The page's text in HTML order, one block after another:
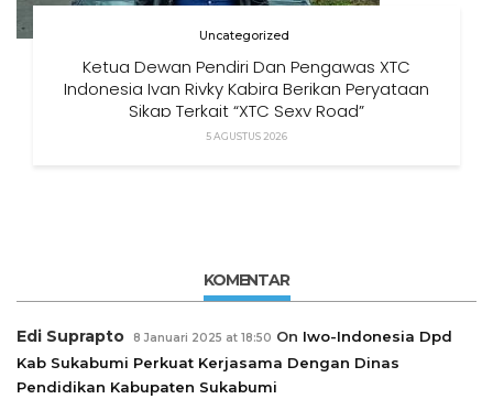
Uncategorized
Ketua Dewan Pendiri Dan Pengawas XTC
Indonesia Ivan Rivky Kabira Berikan Peryataan
Sikap Terkait “XTC Sexy Road”
5 AGUSTUS 2026
KOMENTAR
Edi Suprapto 8 Januari 2025 at 18:50 On Iwo-Indonesia Dpd
Kab Sukabumi Perkuat Kerjasama Dengan Dinas
Pendidikan Kabupaten Sukabumi